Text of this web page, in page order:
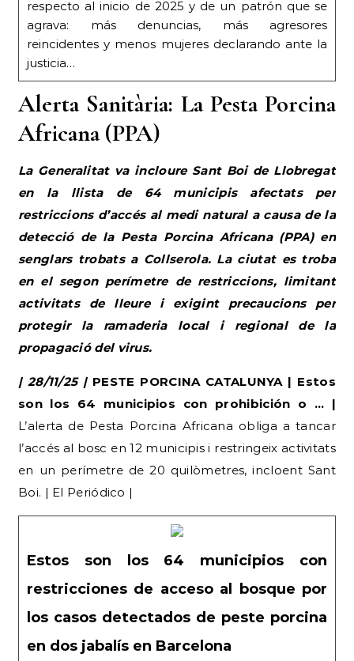
respecto al inicio de 2025 y de un patrón que se
agrava: más denuncias, más agresores
reincidentes y menos mujeres declarando ante la
justicia…
Alerta Sanitària: La Pesta Porcina
Africana (PPA)
La Generalitat va incloure Sant Boi de Llobregat
en la llista de 64 municipis afectats per
restriccions d’accés al medi natural a causa de la
detecció de la Pesta Porcina Africana (PPA) en
senglars trobats a Collserola. La ciutat es troba
en el segon perímetre de restriccions, limitant
activitats de lleure i exigint precaucions per
protegir la ramaderia local i regional de la
propagació del virus.
| 28/11/25 |PESTE PORCINA CATALUNYA | Estos
son los 64 municipios con prohibición o … |
L’alerta de Pesta Porcina Africana obliga a tancar
l’accés al bosc en 12 municipis i restringeix activitats
en un perímetre de 20 quilòmetres, incloent Sant
Boi. | El Periódico |
Estos son los 64 municipios con
restricciones de acceso al bosque por
los casos detectados de peste porcina
en dos jabalís en Barcelona